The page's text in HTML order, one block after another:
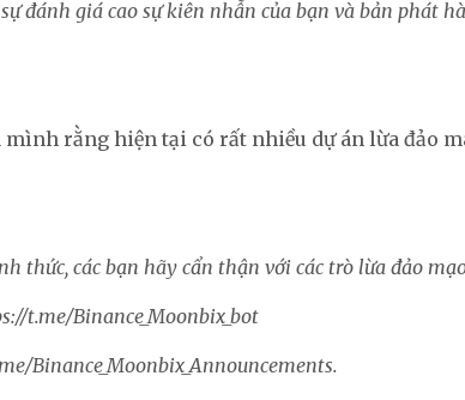
đánh giá cao sự kiên nhẫn của bạn và bản phát
mình rằng hiện tại có rất nhiều dự án lừa đảo
thức, các bạn hãy cẩn thận với các trò lừa đảo
t.me/Binance_Moonbix_bot
Binance_Moonbix_Announcements.